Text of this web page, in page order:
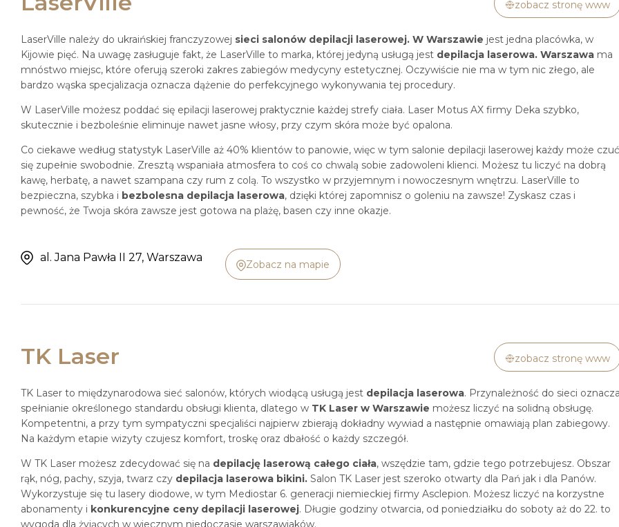
zobacz stronę www
LaserVille należy do ukraińskiej franczyzowej sieci salonów depilacji laserowej. W Warszawie jest jedna placówka, w
Kijowie pięć. Na uwagę zasługuje fakt, że LaserVille to marka, której jedyną usługą jest depilacja laserowa. Warszawa ma
mnóstwo miejsc, które oferują szeroki zakres zabiegów medycyny estetycznej. Oczywiście nie ma w tym nic złego, ale
bardzo wąska specjalizacja oznacza dążenie do perfekcyjnego wykonywania tej procedury.
W LaserVille możesz poddać się epilacji laserowej praktycznie każdej strefy ciała. Laser Motus AX firmy Deka szybko,
skutecznie i bezboleśnie eliminuje nawet jasne włosy, przy czym skóra może być opalona.
Co ciekawe według statystyk LaserVille aż 40% klientów to panowie, więc w tym salonie depilacji laserowej każdy może czuć
się zupełnie swobodnie. Zresztą wspaniała atmosfera to coś co chwalą sobie zadowoleni klienci. Możesz tu liczyć na dobrą
kawę, herbatę, a nawet szampana czy rum z colą. To wszystko w przyjemnym i nowoczesnym wnętrzu. LaserVille to
bezpieczna, szybka i bezbolesna depilacja laserowa, dzięki której zapomnisz o goleniu na zawsze! Zyskasz czas i
pewność, że Twoja skóra zawsze jest gotowa na plażę, basen czy inne okazje.
al. Jana Pawła II 27, Warszawa
Zobacz na mapie
TK Laser zobacz stronę www
TK Laser to międzynarodowa sieć salonów, których wiodącą usługą jest depilacja laserowa. Przynależność do sieci
spełnianie określonego standardu obsługi klienta, dlatego w TK Laser w Warszawie możesz liczyć na solidną obsługę.
Kompetentni, a przy tym sympatyczni specjaliści najpierw zbierają dokładny wywiad a następnie omawiają plan zabiegowy.
Na każdym etapie wizyty czujesz komfort, troskę oraz dbałość o każdy szczegół.
W TK Laser możesz zdecydować się na depilację laserową całego ciała, wszędzie tam, gdzie tego potrzebujesz. Obszar
rąk, nóg, pachy, szyja, twarz czy depilacja laserowa bikini. Salon TK Laser jest szeroko otwarty dla Pań jak i dla Panów.
Wykorzystuje się tu lasery diodowe, w tym Mediostar 6. generacji niemieckiej firmy Asclepion. Możesz liczyć na korzystne
abonamenty i konkurencyjne ceny depilacji laserowej. Długie godziny otwarcia, od poniedziałku do soboty aż do 22. to
wygoda dla żyjących w wiecznym niedoczasie warszawiaków.